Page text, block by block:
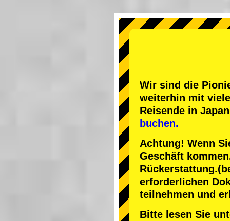
Wir sind die
weiterhin mit
Reisende in
buchen.
Achtung! Wenn
Geschäft
Rückerstattung.
erforderlichen
teilnehmen und
Bitte lesen Sie